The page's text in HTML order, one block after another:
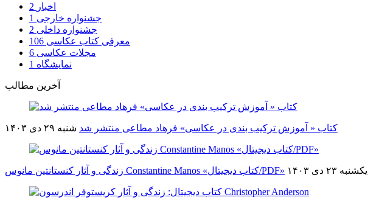
اخبار 2
جشنواره خارجی 1
جشنواره داخلی 2
معرفی کتاب عکاسی 106
مجلات عکاسی 6
نمایشگاه 1
آخرین مطالب
کتاب « آموزش ترکیب بندی در عکاسی» فرهاد مطاعی منتشر شد شنبه ۲۹ دی ۱۴۰۳
زندگی و آثار کنستانتین مانوس Constantine Manos «کتاب دیجیتال/PDF» يکشنبه ۲۳ دی ۱۴۰۳